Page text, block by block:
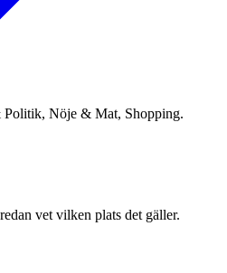
Nöje & Mat, Shopping.
vet vilken plats det gäller.